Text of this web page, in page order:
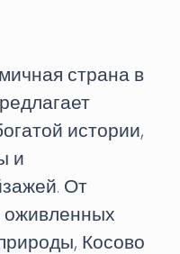
страна в
истории,
и
От
оживленных
Косово